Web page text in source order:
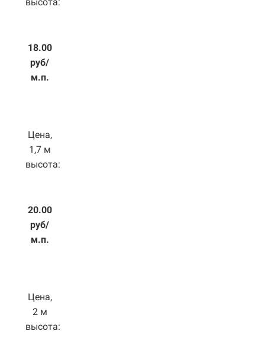
18.00
руб/
м.п.
Цена,
1,7 м
высота:
20.00
руб/
м.п.
Цена,
2 м
высота: